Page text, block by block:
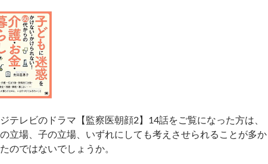
テレビのドラマ【監察医朝顔2】14話をご覧になった方は、
立場、子の立場、いずれにしても考えさせられることが多か
のではないでしょうか。